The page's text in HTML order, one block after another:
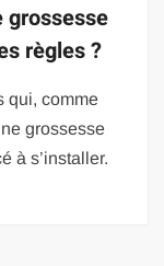
grossesse
règles ?
qui, comme
grossesse
à s’installer.